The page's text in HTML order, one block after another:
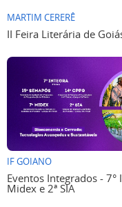
MARTIM CERERÊ
II Feira Literária de
IF GOIANO
Eventos Integrados - 7°
Midex e 2ª SIA